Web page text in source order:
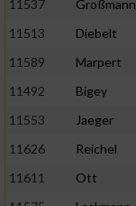
11537
Großmann
11513
Diebelt
11589
Marpert
11492
Bigey
11553
Jaeger
11626
Reichel
11611
Ott